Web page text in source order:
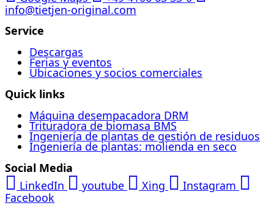
info@tietjen-original.com
Service
Descargas
Ferias y eventos
Ubicaciones y socios comerciales
Quick links
Máquina desempacadora DRM
Trituradora de biomasa BMS
Ingeniería de plantas de gestión de residuos
Ingeniería de plantas: molienda en seco
Social Media
LinkedIn
youtube Xing
Instagram
Facebook